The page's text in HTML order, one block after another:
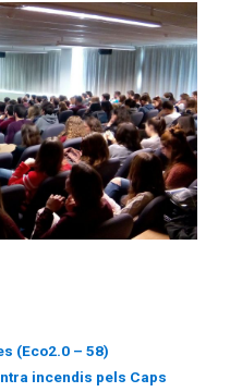
(Eco2.0 – 58)
incendis pels Caps